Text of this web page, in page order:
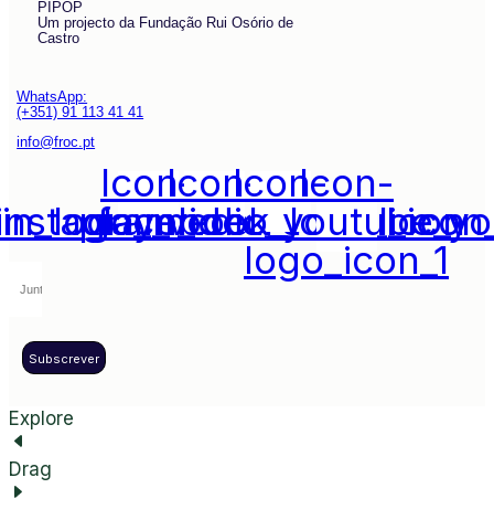
PIPOP
Um projecto da Fundação Rui Osório de
Castro
WhatsApp:
(+351) 91 113 41 41
info@froc.pt
Icon-Icon-Icon-
facebook_logo_icon
Icon-
logo_icon_1
Subscrever
Explore
Drag